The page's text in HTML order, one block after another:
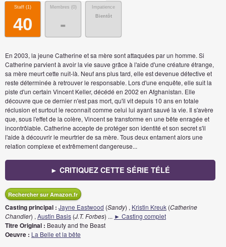
Staff (1)
40
Membres (0)
-
Impatience
Bientôt
En 2003, la jeune Catherine et sa mère sont attaquées par un homme. Si
Catherine parvient à avoir la vie sauve grâce à l'aide d'une créature étrange,
sa mère meurt cette nuit-là. Neuf ans plus tard, elle est devenue détective et
reste déterminée à retrouver le responsable. Lors d'une enquête, elle suit la
piste d'un certain Vincent Keller, décédé en 2002 en Afghanistan. Elle
découvre que ce dernier n'est pas mort, qu'il vit depuis 10 ans en totale
réclusion et surtout le reconnaît comme celui lui ayant sauvé la vie. Il s'avère
que, sous l'effet de la colère, Vincent se transforme en une bête enragée et
incontrôlable. Catherine accepte de protéger son identité et son secret s'il
l'aide à découvrir le meurtrier de sa mère. Tous deux entament alors une
relation complexe et extrêmement dangereuse...
► CRITIQUEZ CETTE SÉRIE TÉLÉ
Rechercher sur Amazon.fr
Casting principal : Jayne Eastwood (Sandy) , Kristin Kreuk (Catherine
Chandler) , Austin Basis (J.T. Forbes) ... ► Casting complet
Titre Original : Beauty and the Beast
Oeuvre : La Belle et la bête